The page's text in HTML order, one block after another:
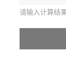
请输入计算结